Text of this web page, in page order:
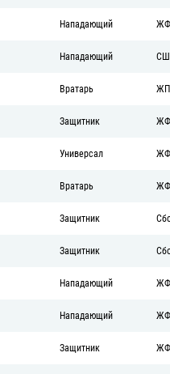
Нападающий
Нападающий СШ
Вратарь
Защитник
Универсал
Вратарь
Защитник
Защитник
Нападающий
Нападающий
Защитник